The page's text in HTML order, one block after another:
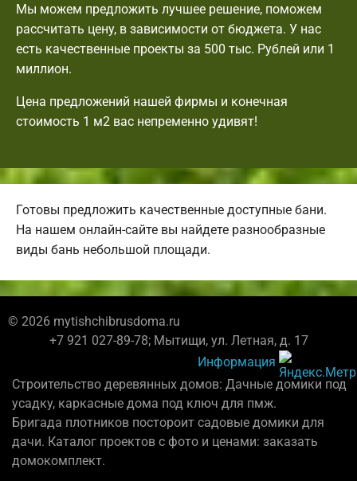
Мы можем предложить лучшее решение, поможем
рассчитать цену, в зависимости от бюджета. У нас
есть качественные проекты за 500 тыс. Рублей или 1
миллион.
Цена предложений нашей фирмы и конечная
стоимость 1 м2 вас непременно удивят!
Готовы предложить качественные доступные бани.
На нашем онлайн-сайте вы найдете разнообразные
виды бань небольшой площади.
© 2026 mytishchibrusdoma.ru
+7 921 027-89-78; Мытищи, ул. Летная, д. 17
Информация
Строительство деревянных домов: Дачные домики под
усадку, каркасные дома под ключ для пмж.
Бригада плотников постороит садовые домики для
дачи. Каталог проектов с фото и ценами: заказать
домокомплект.